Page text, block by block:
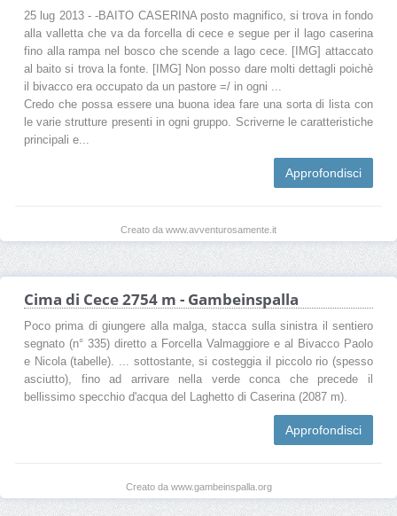
25 lug 2013 - -BAITO CASERINA posto magnifico, si trova in fondo
alla valletta che va da forcella di cece e segue per il lago caserina
fino alla rampa nel bosco che scende a lago cece. [​IMG] attaccato
al baito si trova la fonte. [​IMG] Non posso dare molti dettagli poichè
il bivacco era occupato da un pastore =/ in ogni ...
Credo che possa essere una buona idea fare una sorta di lista con
le varie strutture presenti in ogni gruppo. Scriverne le caratteristiche
principali e...
Approfondisci
Creato da www.avventurosamente.it
Cima di Cece 2754 m - Gambeinspalla
Poco prima di giungere alla malga, stacca sulla sinistra il sentiero
segnato (n° 335) diretto a Forcella Valmaggiore e al Bivacco Paolo
e Nicola (tabelle). ... sottostante, si costeggia il piccolo rio (spesso
asciutto), fino ad arrivare nella verde conca che precede il
bellissimo specchio d'acqua del Laghetto di Caserina (2087 m).
Approfondisci
Creato da www.gambeinspalla.org